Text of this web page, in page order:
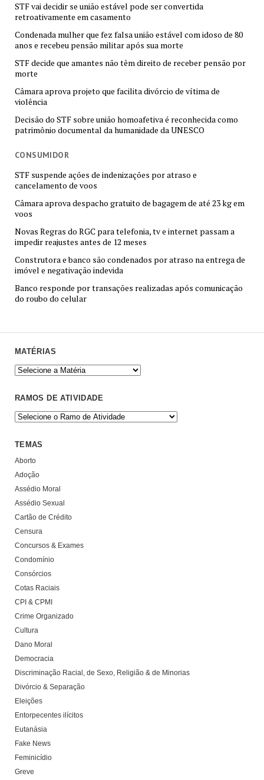
STF vai decidir se união estável pode ser convertida
retroativamente em casamento
Condenada mulher que fez falsa união estável com idoso de 80
anos e recebeu pensão militar após sua morte
STF decide que amantes não têm direito de receber pensão por
morte
Câmara aprova projeto que facilita divórcio de vítima de
violência
Decisão do STF sobre união homoafetiva é reconhecida como
patrimônio documental da humanidade da UNESCO
CONSUMIDOR
STF suspende ações de indenizações por atraso e
cancelamento de voos
Câmara aprova despacho gratuito de bagagem de até 23 kg em
voos
Novas Regras do RGC para telefonia, tv e internet passam a
impedir reajustes antes de 12 meses
Construtora e banco são condenados por atraso na entrega de
imóvel e negativação indevida
Banco responde por transações realizadas após comunicação
do roubo do celular
MATÉRIAS
RAMOS DE ATIVIDADE
TEMAS
Aborto
Adoção
Assédio Moral
Assédio Sexual
Cartão de Crédito
Censura
Concursos & Exames
Condomínio
Consórcios
Cotas Raciais
CPI & CPMI
Crime Organizado
Cultura
Dano Moral
Democracia
Discriminação Racial, de Sexo, Religião & de Minorias
Divórcio & Separação
Eleições
Entorpecentes ilícitos
Eutanásia
Fake News
Feminicídio
Greve